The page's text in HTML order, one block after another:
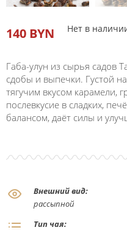
140 BYN Нет в
Габа-улун из сырья садов
сдобы и выпечки. Густой
тягучим вкусом карамели,
послевкусие в сладких,
балансом, даёт силы и
Внешний вид:
рассыпной
Тип чая: